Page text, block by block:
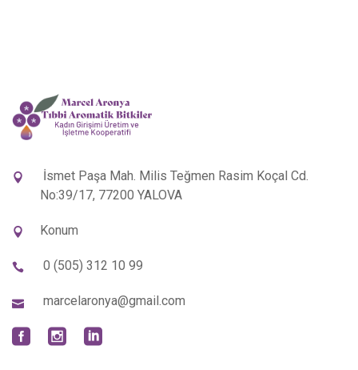
İsmet Paşa Mah. Milis Teğmen Rasim Koçal Cd.
No:39/17, 77200 YALOVA
Konum
0 (505) 312 10 99
marcelaronya@gmail.com